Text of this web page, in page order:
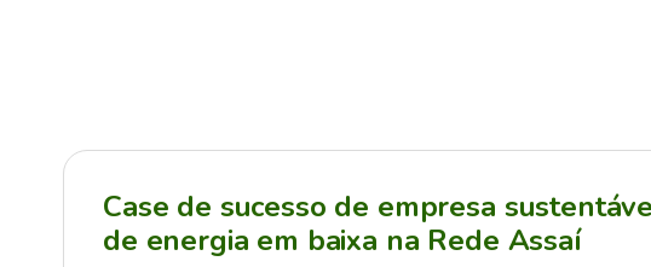
Case de sucesso de empresa
de energia em baixa na Rede Assaí